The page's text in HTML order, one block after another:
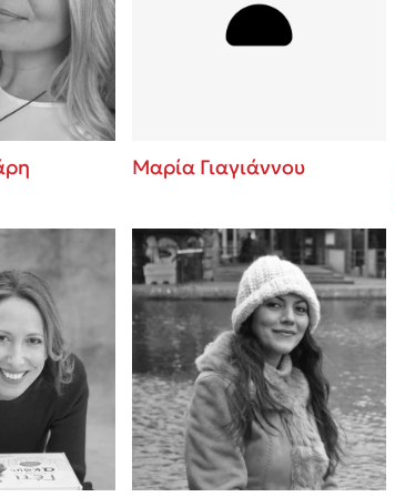
Baccalario
Εύκολη
παύση σε
δική τους για
διαβάσει
Μαρία Γιαγιάννου